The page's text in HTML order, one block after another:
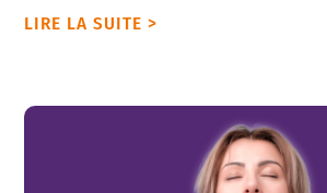
LIRE LA SUITE >